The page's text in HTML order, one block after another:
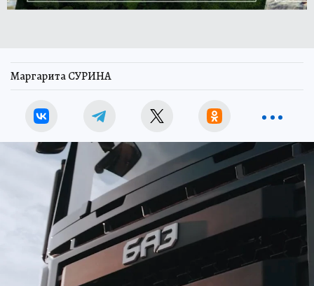
Маргарита СУРИНА